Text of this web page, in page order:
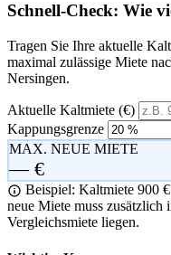
Schnell-Check: Wie
Tragen Sie Ihre aktuelle
maximal zulässige Miete
Nersingen.
Aktuelle Kaltmiete (€)
Kappungsgrenze
MAX. NEUE MIETE
— €
Beispiel: Kaltmiete 900
neue Miete muss zusätzlich
Vergleichsmiete liegen.